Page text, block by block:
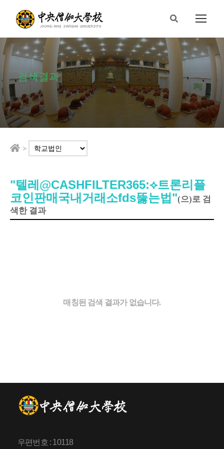
검색결과
>
"텔레@CASHFILTER365:⟡트론리플
코인판매국내거래소fds뚫는법"(으)로 검
색한 결과
매칭된 검색 결과가 없습니다.
우편번호 : 10118